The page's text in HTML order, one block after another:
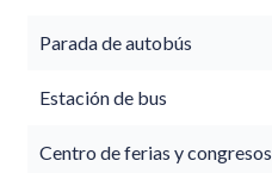
Parada de autobús
Estación de bus
Centro de ferias y congresos